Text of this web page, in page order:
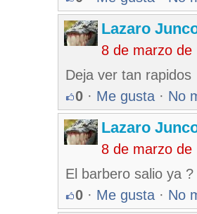
Lazaro
8 de marzo de
Deja ver tan rapidos
0 · Me gusta · No
Lazaro
8 de marzo de
El barbero salio ya ?
0 · Me gusta · No